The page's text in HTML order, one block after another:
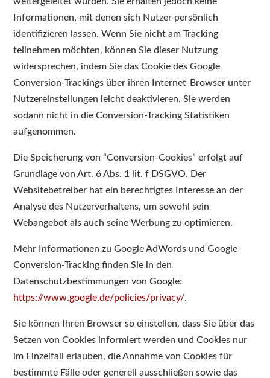
Informationen, mit denen sich Nutzer persönlich
identifizieren lassen. Wenn Sie nicht am Tracking
teilnehmen möchten, können Sie dieser Nutzung
widersprechen, indem Sie das Cookie des Google
Conversion-Trackings über ihren Internet-Browser unter
Nutzereinstellungen leicht deaktivieren. Sie werden
sodann nicht in die Conversion-Tracking Statistiken
aufgenommen.
Die Speicherung von “Conversion-Cookies” erfolgt auf
Grundlage von Art. 6 Abs. 1 lit. f DSGVO. Der
Websitebetreiber hat ein berechtigtes Interesse an der
Analyse des Nutzerverhaltens, um sowohl sein
Webangebot als auch seine Werbung zu optimieren.
Mehr Informationen zu Google AdWords und Google
Conversion-Tracking finden Sie in den
Datenschutzbestimmungen von Google:
https://www.google.de/policies/privacy/.
Sie können Ihren Browser so einstellen, dass Sie über das
Setzen von Cookies informiert werden und Cookies nur
im Einzelfall erlauben, die Annahme von Cookies für
bestimmte Fälle oder generell ausschließen sowie das